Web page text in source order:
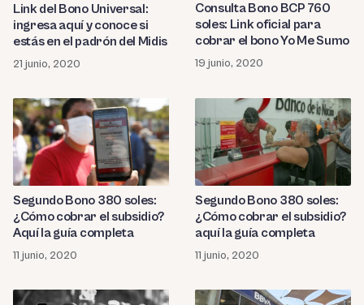
Link del Bono Universal:
ingresa aquí y conoce si
estás en el padrón del Midis
21 junio, 2020
Consulta Bono BCP 760
soles: Link oficial para
cobrar el bono Yo Me Sumo
19 junio, 2020
Segundo Bono 380 soles:
¿Cómo cobrar el subsidio?
Aquí la guía completa
11 junio, 2020
Segundo Bono 380 soles:
¿Cómo cobrar el subsidio?
aquí la guía completa
11 junio, 2020